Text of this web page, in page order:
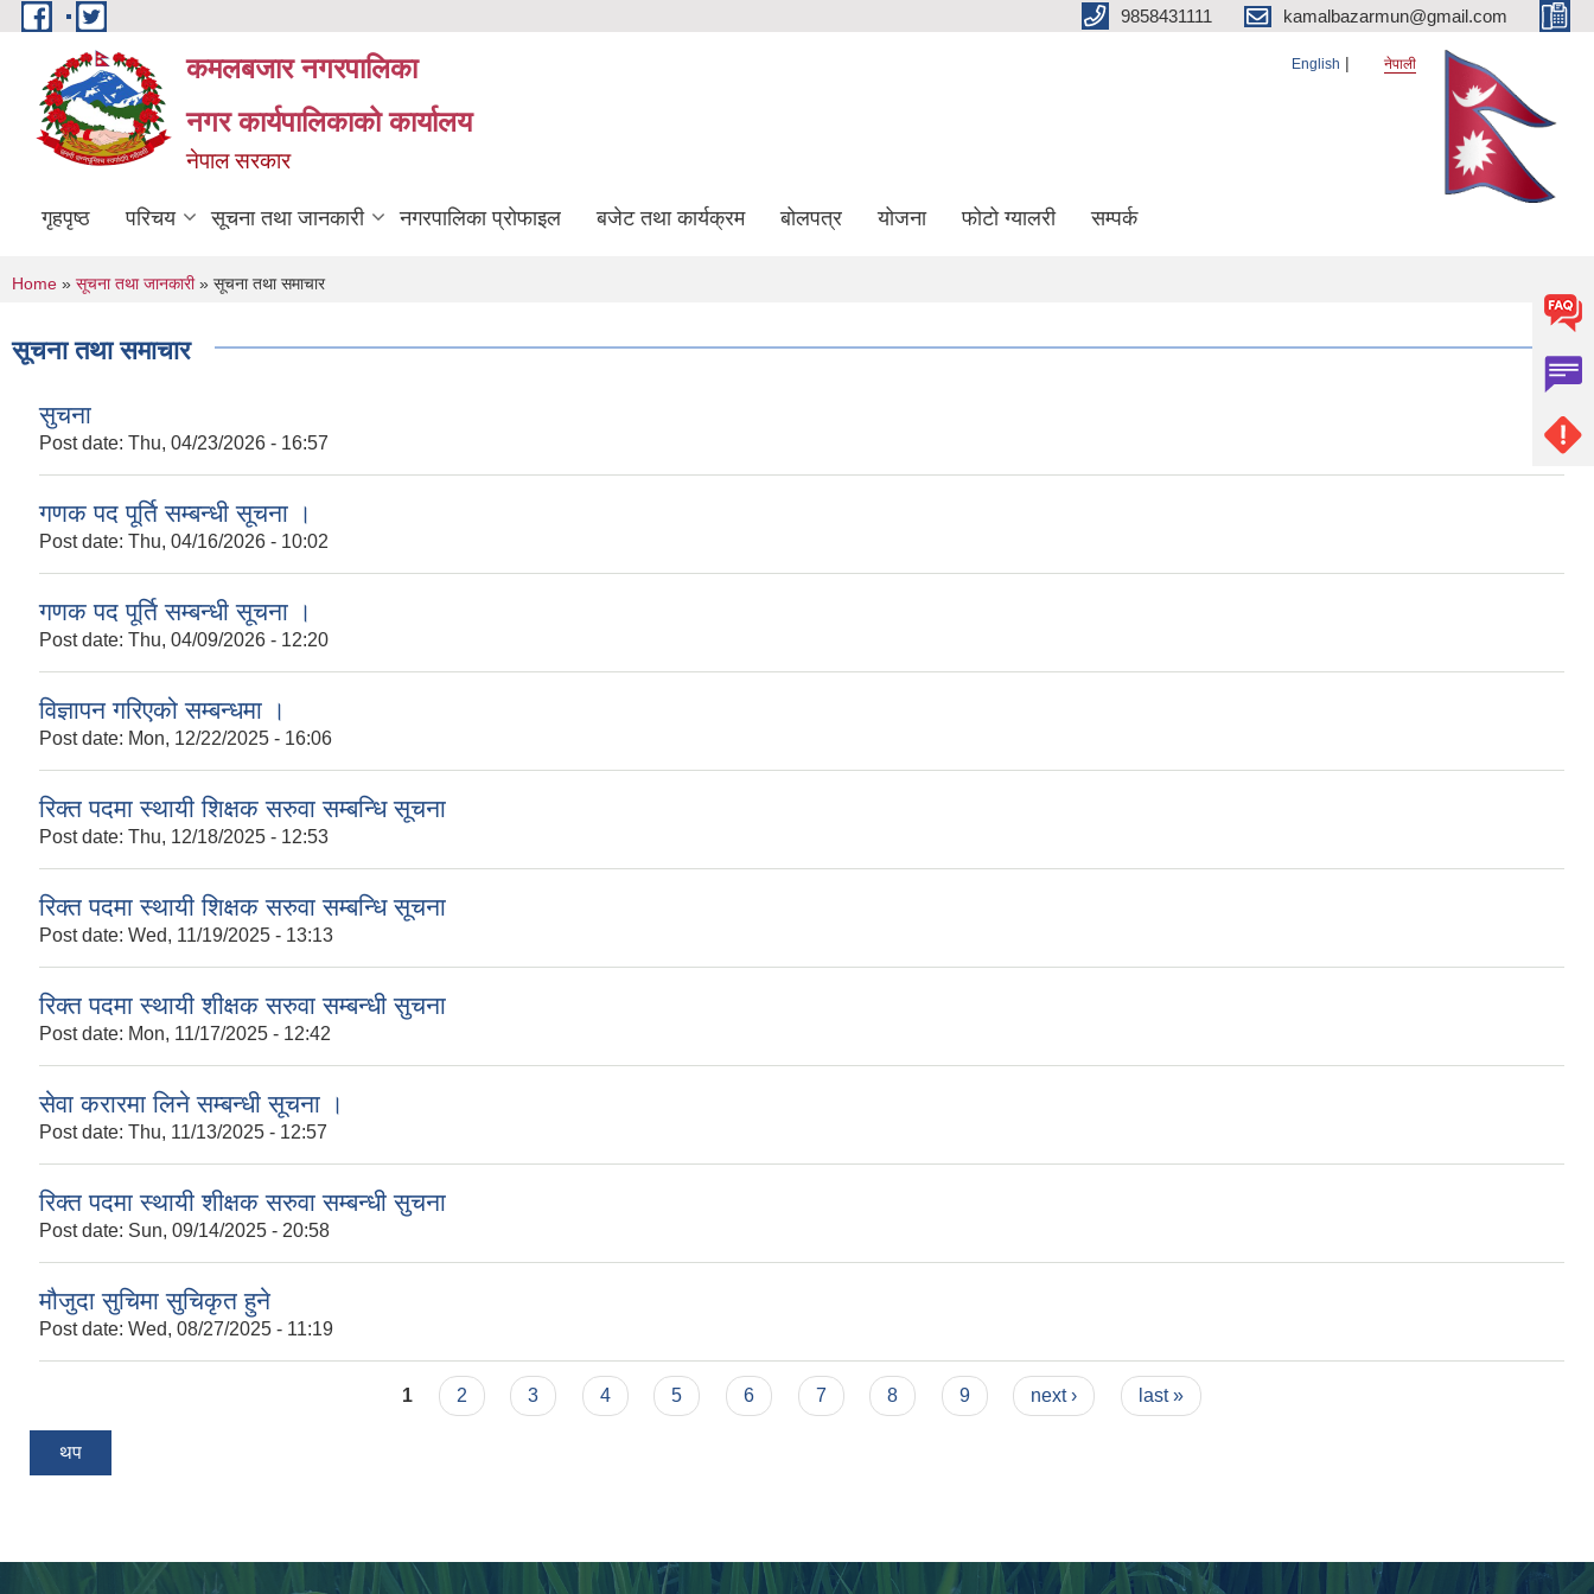
Skip to main content 9858431111 kamalbazarmun@gmail.com
कमलबजार नगरपालिका
नगर कार्यपालिकाको कार्यालय
नेपाल सरकार
English नेपाली
गृहपृष्ठ परिचय सूचना तथा जानकारी नगरपालिका प्राेफाइल बजेट तथा कार्यक्रम बोलपत्र योजना फोटो ग्यालरी सम्पर्क
You are here
Home » सूचना तथा जानकारी» सूचना तथा समाचार
सूचना तथा समाचार
सुचना
Post date: Thu, 04/23/2026 - 16:57
गणक पद पूर्ति सम्बन्धी सूचना ।
Post date: Thu, 04/16/2026 - 10:02
गणक पद पूर्ति सम्बन्धी सूचना ।
Post date: Thu, 04/09/2026 - 12:20
विज्ञापन गरिएको सम्बन्धमा ।
Post date: Mon, 12/22/2025 - 16:06
रिक्त पदमा स्थायी शिक्षक सरुवा सम्बन्धि सूचना
Post date: Thu, 12/18/2025 - 12:53
रिक्त पदमा स्थायी शिक्षक सरुवा सम्बन्धि सूचना
Post date: Wed, 11/19/2025 - 13:13
रिक्त पदमा स्थायी शीक्षक सरुवा सम्बन्धी सुचना
Post date: Mon, 11/17/2025 - 12:42
सेवा करारमा लिने सम्बन्धी सूचना ।
Post date: Thu, 11/13/2025 - 12:57
रिक्त पदमा स्थायी शीक्षक सरुवा सम्बन्धी सुचना
Post date: Sun, 09/14/2025 - 20:58
मौजुदा सुचिमा सुचिकृत हुने
Post date: Wed, 08/27/2025 - 11:19
1 2 3 4 5 6 7 8 9 next › last »
थप